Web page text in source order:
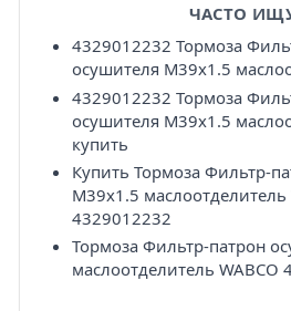
ЧАСТО
4329012232 Тормоза
осушителя M39x1.5
4329012232 Тормоза
осушителя M39x1.5
купить
Купить Тормоза Фильтр-
M39x1.5 маслоотделитель
4329012232
Тормоза Фильтр-патрон
маслоотделитель WABCO